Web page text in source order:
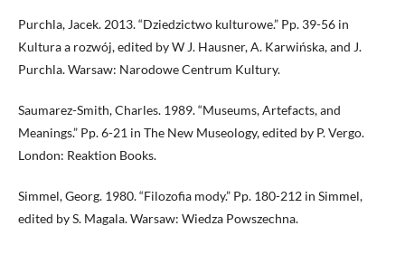
Purchla, Jacek. 2013. “Dziedzictwo kulturowe.” Pp. 39-56 in
Kultura a rozwój, edited by W J. Hausner, A. Karwińska, and J.
Purchla. Warsaw: Narodowe Centrum Kultury.
Saumarez-Smith, Charles. 1989. “Museums, Artefacts, and
Meanings.” Pp. 6-21 in The New Museology, edited by P. Vergo.
London: Reaktion Books.
Simmel, Georg. 1980. “Filozofia mody.” Pp. 180-212 in Simmel,
edited by S. Magala. Warsaw: Wiedza Powszechna.